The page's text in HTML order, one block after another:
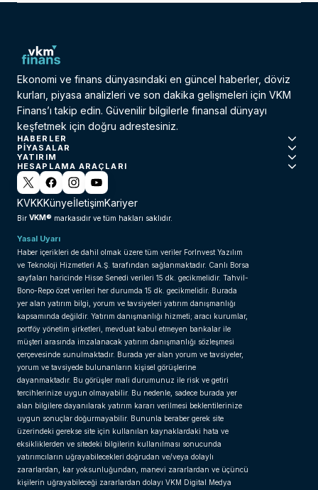
Ekonomi ve finans dünyasındaki en güncel haberler, döviz
kurları, piyasa analizleri ve son dakika gelişmeleri için VKM
Finans’ı takip edin. Güvenilir bilgilerle finansal dünyayı
keşfetmek için doğru adrestesiniz.
HABERLER
PIYASALAR
YATIRIM
HESAPLAMA ARAÇLARI
KVKKKünyeİletişimKariyer
Bir VKM® markasıdır ve tüm hakları saklıdır.
Yasal Uyarı
Haber içerikleri de dahil olmak üzere tüm veriler ForInvest Yazılım
ve Teknoloji Hizmetleri A.Ş. tarafından sağlanmaktadır. Canlı Borsa
sayfaları haricinde Hisse Senedi verileri 15 dk. gecikmelidir. Tahvil-
Bono-Repo özet verileri her durumda 15 dk. gecikmelidir. Burada
yer alan yatırım bilgi, yorum ve tavsiyeleri yatırım danışmanlığı
kapsamında değildir. Yatırım danışmanlığı hizmeti; aracı kurumlar,
portföy yönetim şirketleri, mevduat kabul etmeyen bankalar ile
müşteri arasında imzalanacak yatırım danışmanlığı sözleşmesi
çerçevesinde sunulmaktadır. Burada yer alan yorum ve tavsiyeler,
yorum ve tavsiyede bulunanların kişisel görüşlerine
dayanmaktadır. Bu görüşler mali durumunuz ile risk ve getiri
tercihlerinize uygun olmayabilir. Bu nedenle, sadece burada yer
alan bilgilere dayanılarak yatırım kararı verilmesi beklentilerinize
uygun sonuçlar doğurmayabilir. Bununla beraber gerek site
üzerindeki gerekse site için kullanılan kaynaklardaki hata ve
eksikliklerden ve sitedeki bilgilerin kullanılması sonucunda
yatırımcıların uğrayabilecekleri doğrudan ve/veya dolaylı
zararlardan, kar yoksunluğundan, manevi zararlardan ve üçüncü
kişilerin uğrayabileceği zararlardan dolayı VKM Digital Medya